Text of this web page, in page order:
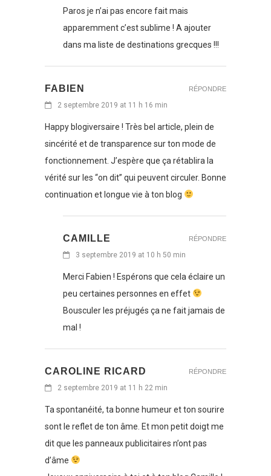
Paros je n’ai pas encore fait mais
apparemment c’est sublime ! A ajouter
dans ma liste de destinations grecques !!!
FABIEN
2 septembre 2019 at 11 h 16 min
Happy blogiversaire ! Très bel article, plein de
sincérité et de transparence sur ton mode de
fonctionnement. J’espère que ça rétablira la
vérité sur les “on dit” qui peuvent circuler. Bonne
continuation et longue vie à ton blog
RÉPONDRE
CAMILLE
3 septembre 2019 at 10 h 50 min
Merci Fabien ! Espérons que cela éclaire un
peu certaines personnes en effet
Bousculer les préjugés ça ne fait jamais de
mal !
RÉPONDRE
CAROLINE RICARD
2 septembre 2019 at 11 h 22 min
Ta spontanéité, ta bonne humeur et ton sourire
sont le reflet de ton âme. Et mon petit doigt me
dit que les panneaux publicitaires n’ont pas
d’âme
RÉPONDRE